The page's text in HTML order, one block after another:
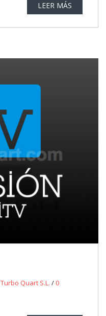
LEER MÁS
Turbo Quart S.L. / 0